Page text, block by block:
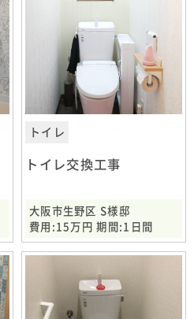
トイレ
トイレ交換工事
大阪市生野区 S様邸
費用:15万円 期間:1日間